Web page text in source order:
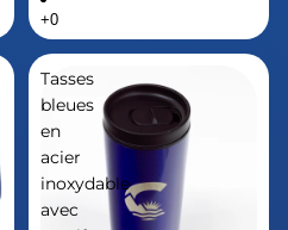
Tasses
bleues
en
acier
inoxydable
avec